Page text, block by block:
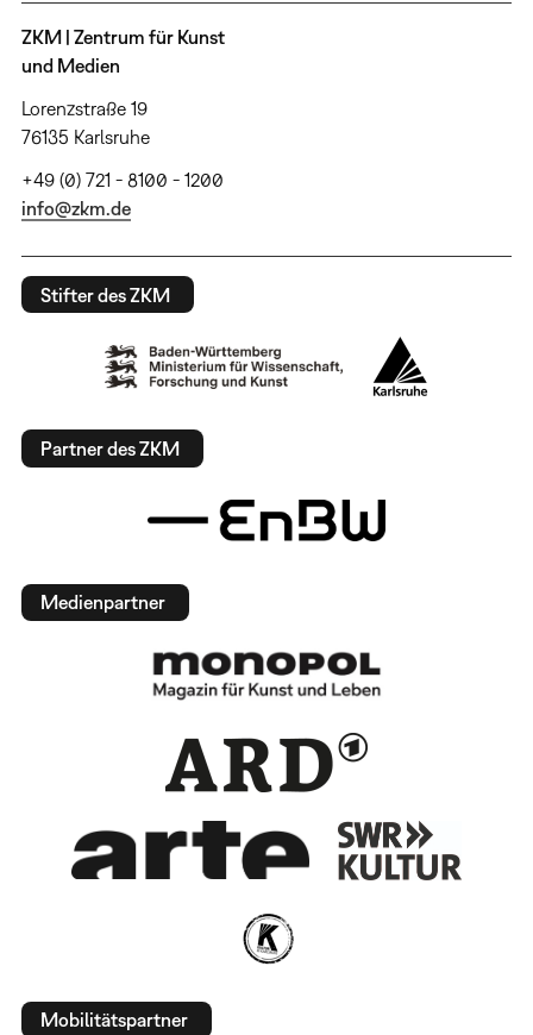
ZKM | Zentrum für Kunst
und Medien
Lorenzstraße 19
76135 Karlsruhe
+49 (0) 721 - 8100 - 1200
info@zkm.de
Stifter des ZKM
Partner des ZKM
Medienpartner
Mobilitätspartner